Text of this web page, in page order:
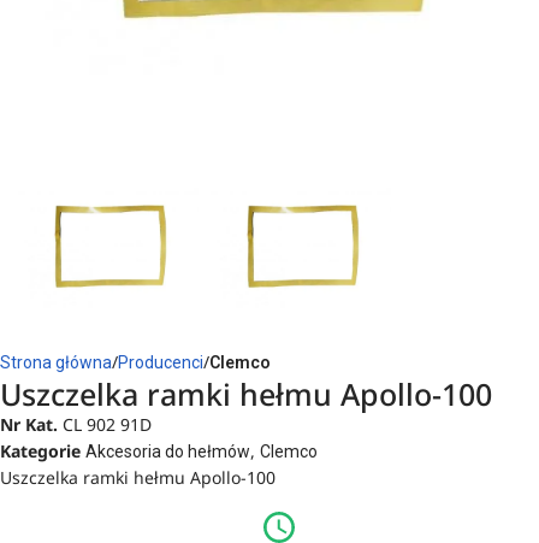
Strona główna Producenci Clemco
Uszczelka ramki hełmu Apollo-100
Nr Kat. CL 902 91D
Kategorie Akcesoria do hełmów, Clemco
Uszczelka ramki hełmu Apollo-100